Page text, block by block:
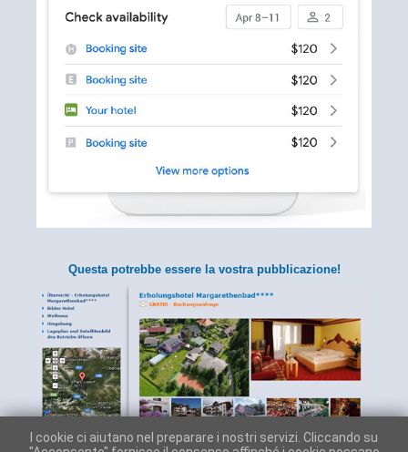
Questa potrebbe essere la vostra pubblicazione!
I cookie ci aiutano nel preparare i nostri servizi. Cliccando su